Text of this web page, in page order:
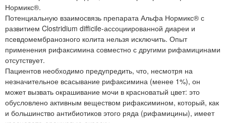
Нормикс®.
Потенциальную взаимосвязь препарата Альфа Нормикс® с
развитием Clostridium difficile-ассоциированной диареи и
псевдомембранозного колита нельзя исключить. Опыт
применения рифаксимина совместно с другими рифамицинами
отсутствует.
Пациентов необходимо предупредить, что, несмотря на
незначительное всасывание рифаксимина (менее 1%), он
может вызвать окрашивание мочи в красноватый цвет: это
обусловлено активным веществом рифаксимином, который, как
и большинство антибиотиков этого ряда (рифамицины), имеет